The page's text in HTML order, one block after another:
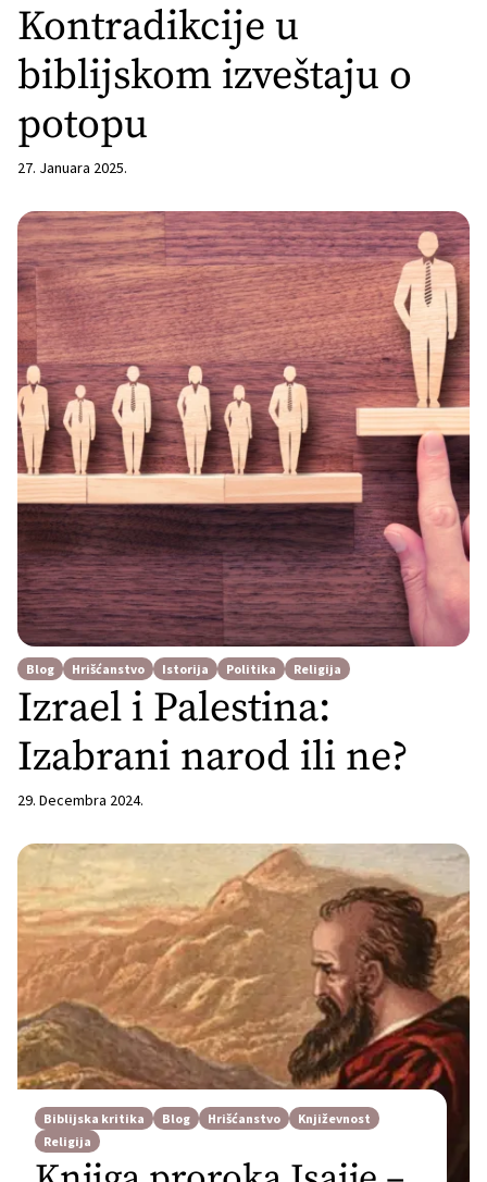
Kontradikcije u
biblijskom izveštaju o
potopu
27. Januara 2025.
Blog Hrišćanstvo Istorija Politika Religija
Izrael i Palestina:
Izabrani narod ili ne?
29. Decembra 2024.
Biblijska kritika Blog Hrišćanstvo
Književnost
Religija